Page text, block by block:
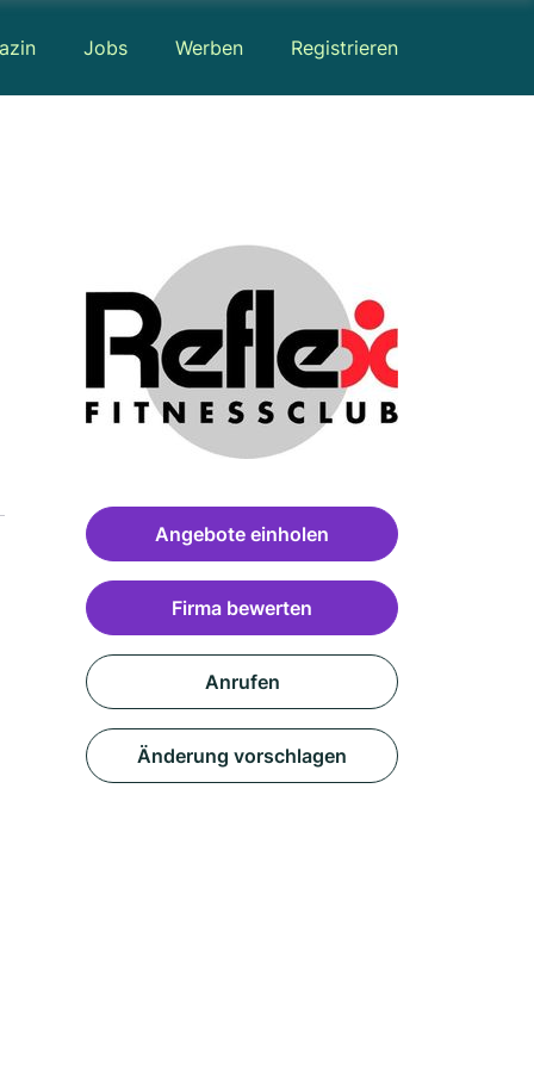
Jobs Werben Registrieren
Angebote einholen
Firma bewerten
Anrufen
Änderung vorschlagen